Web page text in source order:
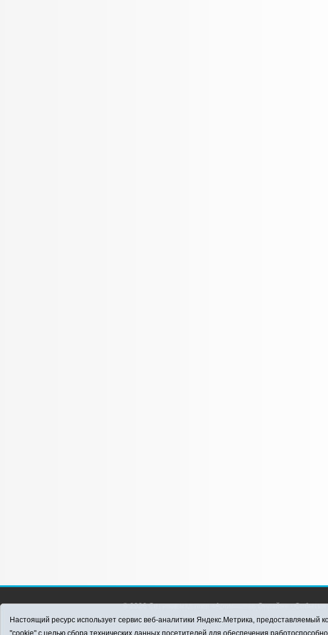
© 2026 Сетевое издание «Аромашево Онлайн» - События
района. Для детей старше 16 лет. Все права защищены ©
материалов ссылка обязательна.
Настоящий ресурс использует сервис веб-аналитики Яндекс.Метрика,
"cookie" с целью сбора технических данных посетителей для обеспечения